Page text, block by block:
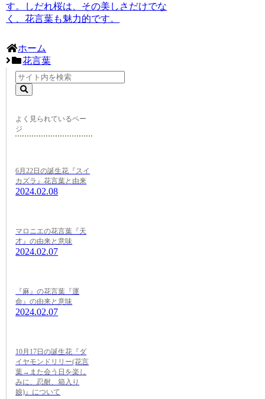
す。しだれ桜は、その美しさだけでな
く、花言葉も魅力的です。
ホーム
花言葉
よく見られているペー
ジ
6月22日の誕生花『スイ
カズラ』花言葉と由来
2024.02.08
マロニエの花言葉『天
才』の由来と意味
2024.02.07
『麻』の花言葉『運
命』の由来と意味
2024.02.07
10月17日の誕生花『ダ
イヤモンドリリー(花言
葉→また会う日を楽し
みに、忍耐、箱入り
娘)』について